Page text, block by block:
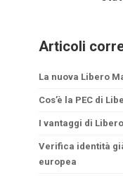
Articoli
La nuova Libero
Cos’è la PEC di
I vantaggi di
Verifica identità
europea